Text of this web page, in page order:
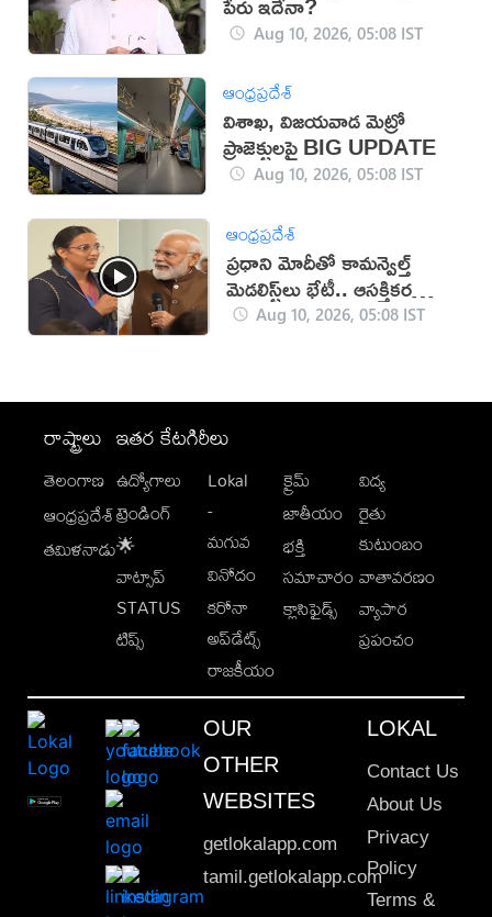
Aug 10, 2026, 05:08 IST
ఆంధ్రప్రదేశ్
విశాఖ, విజయవాడ మెట్రో
ప్రాజెక్టులపై BIG UPDATE
Aug 10, 2026, 05:08 IST
ఆంధ్రప్రదేశ్
ప్రధాని మోదీతో కామన్వెల్త్
మెడలిస్ట్‌లు భేటీ.. ఆసక్తికర
విషయం వెల్లడి (వీడియో)
Aug 10, 2026, 05:08 IST
రాష్ట్రాలు
తెలంగాణ
ఆంధ్రప్రదేశ్
తమిళనాడు
ఇతర కేటగిరీలు
ఉద్యోగాలు
ట్రెండింగ్
🌟
వాట్సాప్
STATUS
టిప్స్
Lokal
-
మగువ
వినోదం
కరోనా
అప్‌డేట్స్
రాజకీయం
క్రైమ్
జాతీయం
భక్తి
సమాచారం
క్లాసిఫైడ్స్
విద్య
రైతు
కుటుంబం
వాతావరణం
వ్యాపార
ప్రపంచం
OUR
OTHER
WEBSITES
getlokalapp.com
tamil.getlokalapp.com
LOKAL
Contact Us
About Us
Privacy
Policy
Terms &